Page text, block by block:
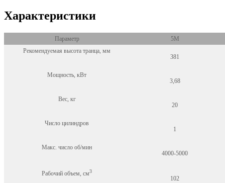
Характеристики
Параметр
5M
Рекомендуемая высота транца, мм
381
Мощность, кВт
3,68
Вес, кг
20
Число цилиндров
1
Макс. число об/мин
4000-5000
Рабочий объем, см3
102